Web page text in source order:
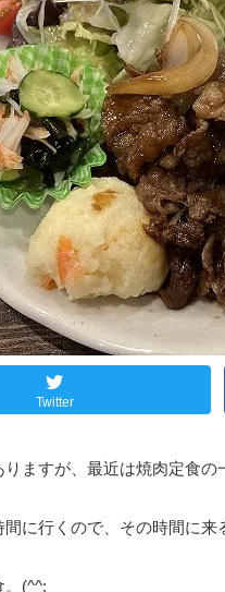
Twitter
りますが、最近は焼肉定食の
間に行くので、その時間に来
。(^^;